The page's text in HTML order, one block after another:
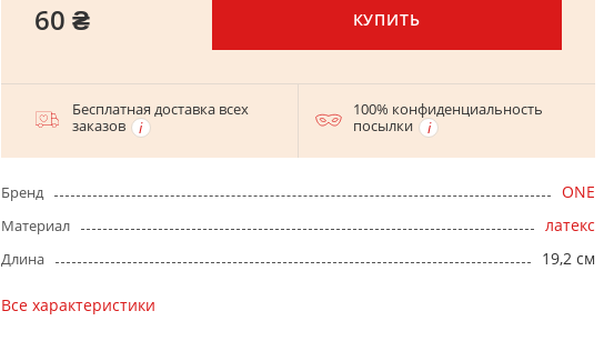
60 ₴ КУПИТЬ
Бесплатная доставка всех
заказов
100% конфиденциальность
посылки
Бренд ONE
Материал латекс
Длина 19,2 см
Все характеристики